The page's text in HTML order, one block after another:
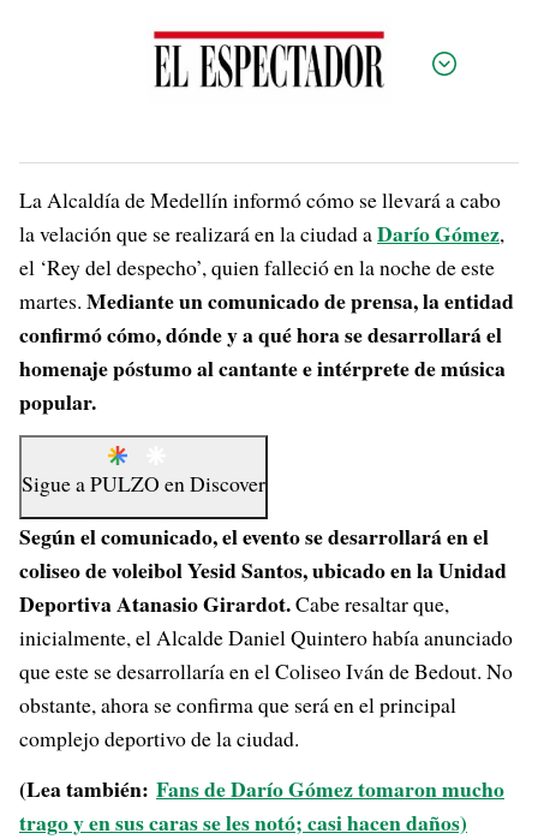
Por:
La Alcaldía de Medellín informó cómo se llevará a cabo
la velación que se realizará en la ciudad aDarío Gómez,
el ‘Rey del despecho’, quien falleció en la noche de este
martes. Mediante un comunicado de prensa, la entidad
confirmó cómo, dónde y a qué hora se desarrollará el
homenaje póstumo al cantante e intérprete de música
popular.
Sigue aPULZO enDiscover
Según el comunicado, el evento se desarrollará en el
coliseo de voleibol Yesid Santos, ubicado en la Unidad
Deportiva Atanasio Girardot.Cabe resaltar que,
inicialmente, el Alcalde Daniel Quintero había anunciado
que este se desarrollaría en el Coliseo Iván de Bedout. No
obstante, ahora se confirma que será en el principal
complejo deportivo de la ciudad.
(Lea también: Fans de Darío Gómez tomaron mucho
trago y en sus caras se les notó; casi hacen daños)